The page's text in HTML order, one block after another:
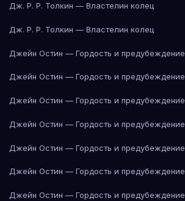
Дж. Р. Р. Толкин — Властелин колец
Дж. Р. Р. Толкин — Властелин колец
Джейн Остин — Гордость и предубеждение
Джейн Остин — Гордость и предубеждение
Джейн Остин — Гордость и предубеждение
Джейн Остин — Гордость и предубеждение
Джейн Остин — Гордость и предубеждение
Джейн Остин — Гордость и предубеждение
Джейн Остин — Гордость и предубеждение